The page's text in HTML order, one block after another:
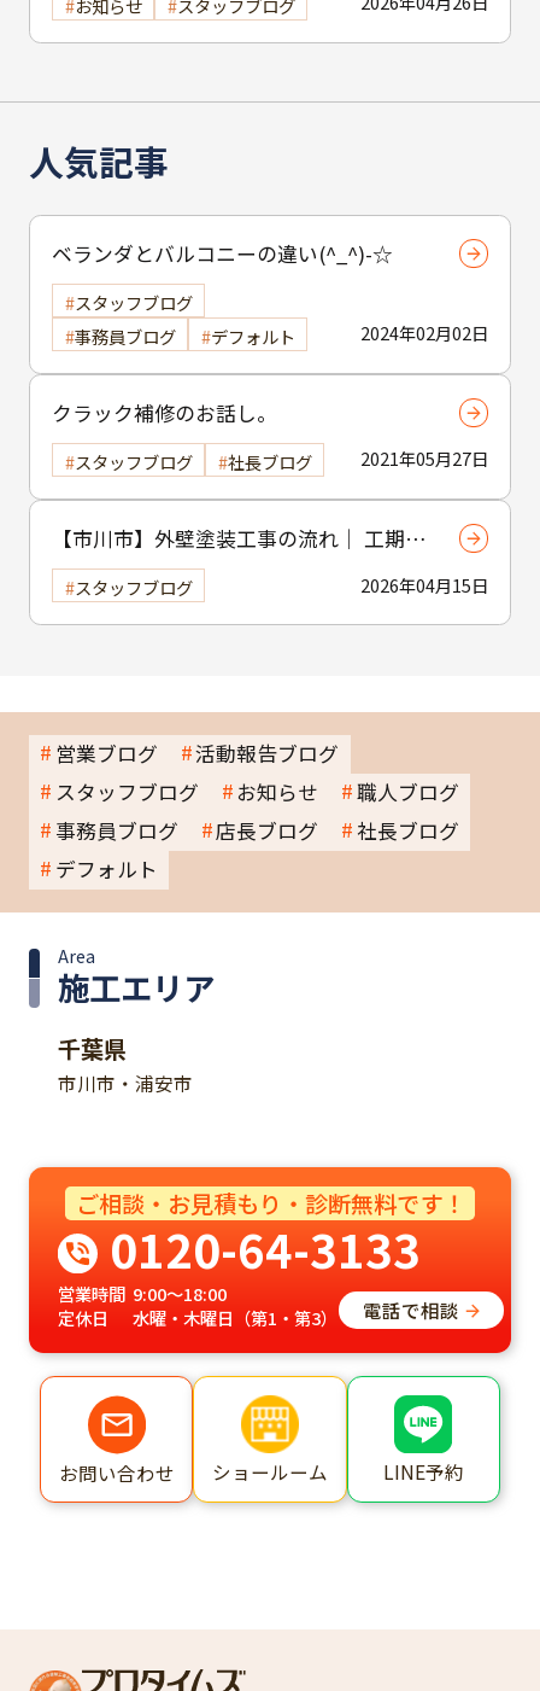
お知らせ スタッフブログ
人気記事
ベランダとバルコニーの違い(^_^)-☆
2024年02月02日
スタッフブログ
事務員ブログ
デフォルト
クラック補修のお話し。
2021年05月27日
スタッフブログ 社長ブログ
【市川市】外壁塗装工事の流れ｜ 工期・
工程・作業内容をわかりやすく解説2026年04月15日
スタッフブログ
営業ブログ
活動報告ブログ
スタッフブログ
お知らせ
職人ブログ
事務員ブログ
店長ブログ
社長ブログ
デフォルト
施工エリア
Area
千葉県
市川市・浦安市
ご相談・お見積もり・診断無料です！
0120-64-3133
営業時間 9:00～18:00
定休日
水曜・木曜日（第1・第3） 電話で相談
お問い合わせ ショールーム LINE予約